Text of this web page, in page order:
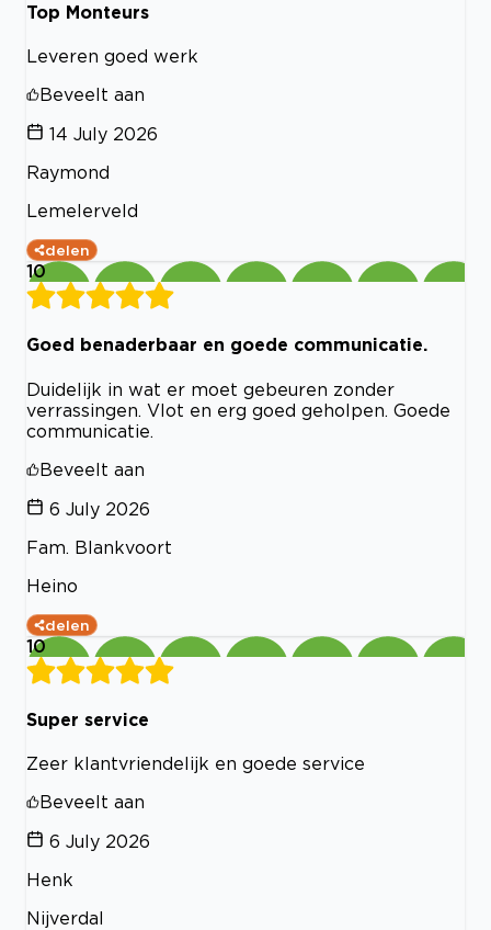
Top Monteurs
Leveren goed werk
Beveelt aan
14 July 2026
Raymond
Lemelerveld
delen
10
Goed benaderbaar en goede communicatie.
Duidelijk in wat er moet gebeuren zonder
verrassingen. Vlot en erg goed geholpen. Goede
communicatie.
Beveelt aan
6 July 2026
Fam. Blankvoort
Heino
delen
10
Super service
Zeer klantvriendelijk en goede service
Beveelt aan
6 July 2026
Henk
Nijverdal